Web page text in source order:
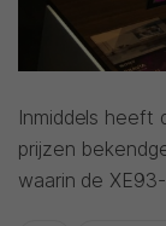
Inmiddels heeft
prijzen
waarin de